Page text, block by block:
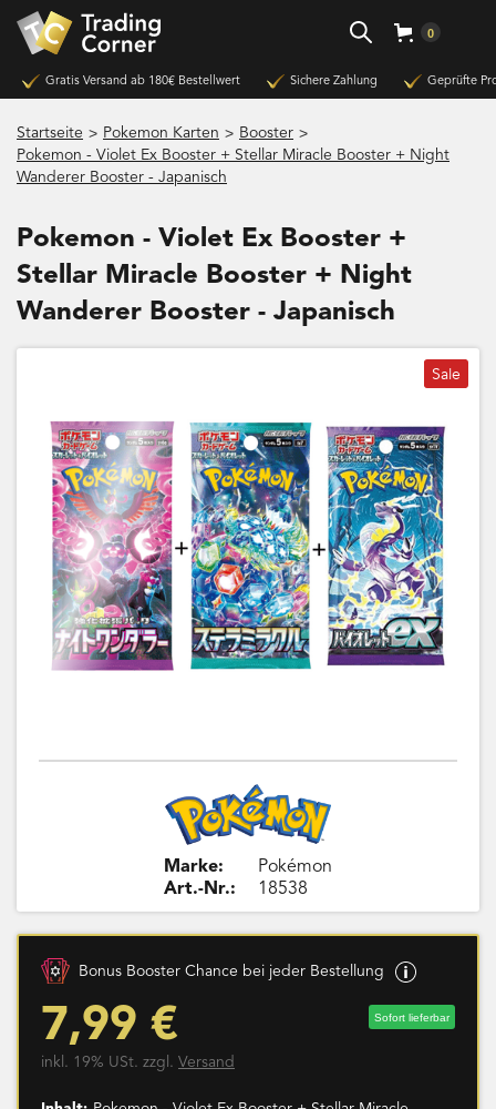
0
Gratis Versand ab 180€ Bestellwert Sichere Zahlung Geprüfte
Startseite > Pokemon Karten > Booster >
Pokemon - Violet Ex Booster + Stellar Miracle Booster + Night
Wanderer Booster - Japanisch
Pokemon - Violet Ex Booster +
Stellar Miracle Booster + Night
Wanderer Booster - Japanisch
Sale
Marke:
Art.-Nr.:
Pokémon
18538
Bonus Booster Chance bei jeder Bestellung
7,99 € Sofort lieferbar
inkl. 19% USt. zzgl. Versand